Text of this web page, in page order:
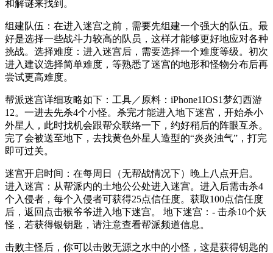
和解谜来找到。
组建队伍：在进入迷宫之前，需要先组建一个强大的队伍。最
好是选择一些战斗力较高的队员，这样才能够更好地应对各种
挑战。选择难度：进入迷宫后，需要选择一个难度等级。初次
进入建议选择简单难度，等熟悉了迷宫的地形和怪物分布后再
尝试更高难度。
帮派迷宫详细攻略如下：工具／原料：iPhone1IOS1梦幻西游
12。一进去先杀4个小怪。杀完才能进入地下迷宫，开始杀小
外星人，此时找机会跟帮众联络一下，约好稍后的阵眼互杀。
完了会被送至地下，去找黄色外星人造型的“炎炎浊气”，打完
即可过关。
迷宫开启时间：在每周日（无帮战情况下）晚上八点开启。
进入迷宫：从帮派内的土地公公处进入迷宫。进入后需击杀4
个入侵者，每个入侵者可获得25点信任度。获取100点信任度
后，返回点击猴爷爷进入地下迷宫。 地下迷宫：- 击杀10个妖
怪，若获得银钥匙，请注意查看帮派频道信息。
击败主怪后，你可以击败无源之水中的小怪，这是获得钥匙的